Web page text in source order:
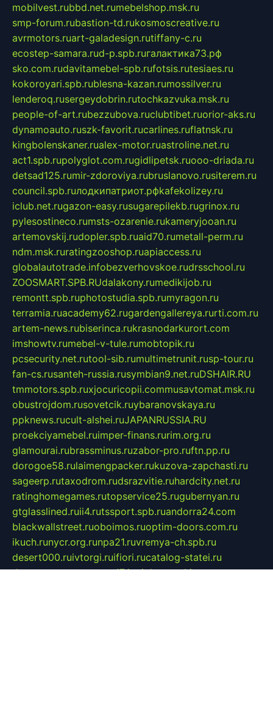
mobilvest.rubbd.net.rumebelshop.msk.ru
smp-forum.rubastion-td.rukosmoscreative.ru
avrmotors.ruart-galadesign.rutiffany-c.ru
ecostep-samara.rud-p.spb.ruгалактика73.рф
sko.com.rudavitamebel-spb.rufotsis.rutesiaes.ru
kokoroyari.spb.rublesna-kazan.rumossilver.ru
lenderoq.rusergeydobrin.rutochkazvuka.msk.ru
people-of-art.rubezzubova.ruclubtibet.ruorior-aks.ru
dynamoauto.ruszk-favorit.rucarlines.ruflatnsk.ru
kingbolenskaner.rualex-motor.ruastroline.net.ru
act1.spb.rupolyglot.com.rugidlipetsk.ruooo-driada.ru
detsad125.rumir-zdoroviya.rubruslanovo.rusiterem.ru
council.spb.ruлодкипатриот.рфkafekolizey.ru
iclub.net.rugazon-easy.rusugarepilekb.rugrinox.ru
pylesostineco.rumsts-ozarenie.rukameryjooan.ru
artemovskij.rudopler.spb.ruaid70.rumetall-perm.ru
ndm.msk.ruratingzooshop.ruapiaccess.ru
globalautotrade.infobezverhovskoe.rudrsschool.ru
ZOOSMART.SPB.RUdalakony.rumedikijob.ru
remontt.spb.ruphotostudia.spb.rumyragon.ru
terramia.ruacademy62.rugardengallereya.rurti.com.ru
artem-news.rubiserinca.rukrasnodarkurort.com
imshowtv.rumebel-v-tule.rumobtopik.ru
pcsecurity.net.rutool-sib.rumultimetrunit.rusp-tour.ru
fan-cs.rusanteh-russia.rusymbian9.net.ruDSHAIR.RU
tmmotors.spb.ruxjocuricopii.commusavtomat.msk.ru
obustrojdom.rusovetcik.ruybaranovskaya.ru
ppknews.rucult-alshei.ruJAPANRUSSIA.RU
proekciyamebel.ruimper-finans.rurim.org.ru
glamourai.rubrassminus.ruzabor-pro.ruftn.pp.ru
dorogoe58.rulaimengpacker.rukuzova-zapchasti.ru
sageerp.rutaxodrom.rudsrazvitie.ruhardcity.net.ru
ratinghomegames.rutopservice25.rugubernyan.ru
gtglasslined.ruii4.rutssport.spb.ruandorra24.com
blackwallstreet.ruoboimos.ruoptim-doors.com.ru
ikuch.runycr.org.runpa21.ruvremya-ch.spb.ru
desert000.ruivtorgi.ruifiori.rucatalog-statei.ru
dcv.org.ruspetsmaster174.ruipkameryhiseeu.ru